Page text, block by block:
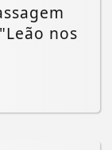
nos